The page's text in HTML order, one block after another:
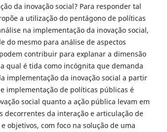
da inovação social? Para responder tal
a utilização do pentágono de políticas
na implementação da inovação social,
do mesmo para análise de aspectos
contribuir para explanar a dimensão
qual é tida como incógnita que demanda
implementação da inovação social a partir
implementação de políticas públicas é
social quanto a ação pública levam em
decorrentes da interação e articulação de
objetivos, com foco na solução de uma